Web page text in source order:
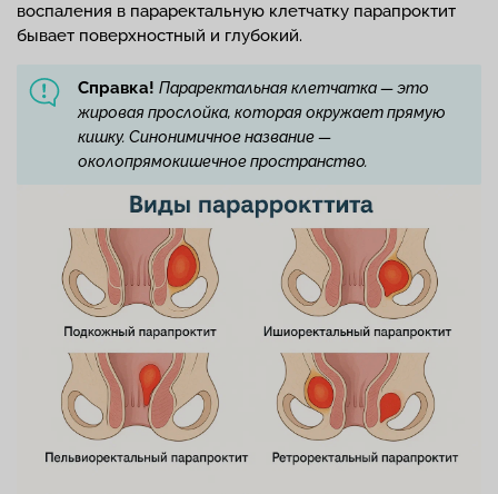
воспаления в параректальную клетчатку парапроктит
бывает поверхностный и глубокий.
Справка! Параректальная клетчатка — это
жировая прослойка, которая окружает прямую
кишку. Синонимичное название —
околопрямокишечное пространство.